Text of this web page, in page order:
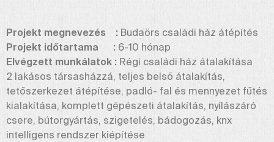
Projekt megnevezés : Budaörs családi ház átépítés
Projekt időtartama : 6-10 hónap
Elvégzett munkálatok : Régi családi ház átalakítása
2 lakásos társasházzá, teljes belső átalakítás,
tetőszerkezet átépítése, padló- fal és mennyezet fűtés
kialakítása, komplett gépészeti átalakítás, nyílászáró
csere, bútorgyártás, szigetelés, bádogozás, knx
intelligens rendszer kiépítése